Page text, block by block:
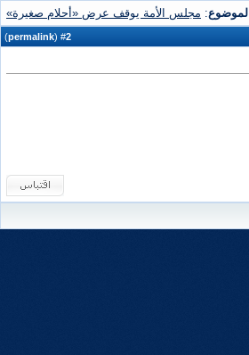
الموضوع: مجلس الأمة يوقف عرض «أحلام صغيرة»
2
(
permalink
)